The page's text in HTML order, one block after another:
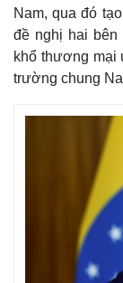
Nam, qua đó
đề nghị hai bên
khổ thương mại
trường chung